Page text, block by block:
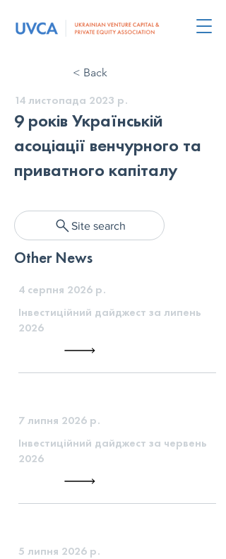
< Back
14 листопада 2023 р.
9 років Українській
асоціації венчурного та
приватного капіталу
Site search
Other News
4 серпня 2026 р.
Інвестиційний дайджест за липень
2026
7 липня 2026 р.
Інвестиційний дайджест за червень
2026
5 липня 2026 р.